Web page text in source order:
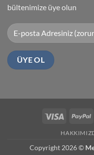
bültenimize üye olun
Visa
Copyright 2026 ©